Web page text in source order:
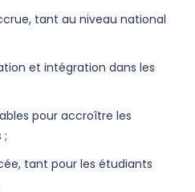
tant au niveau national
et intégration dans les
pour accroître les
;
tant pour les étudiants